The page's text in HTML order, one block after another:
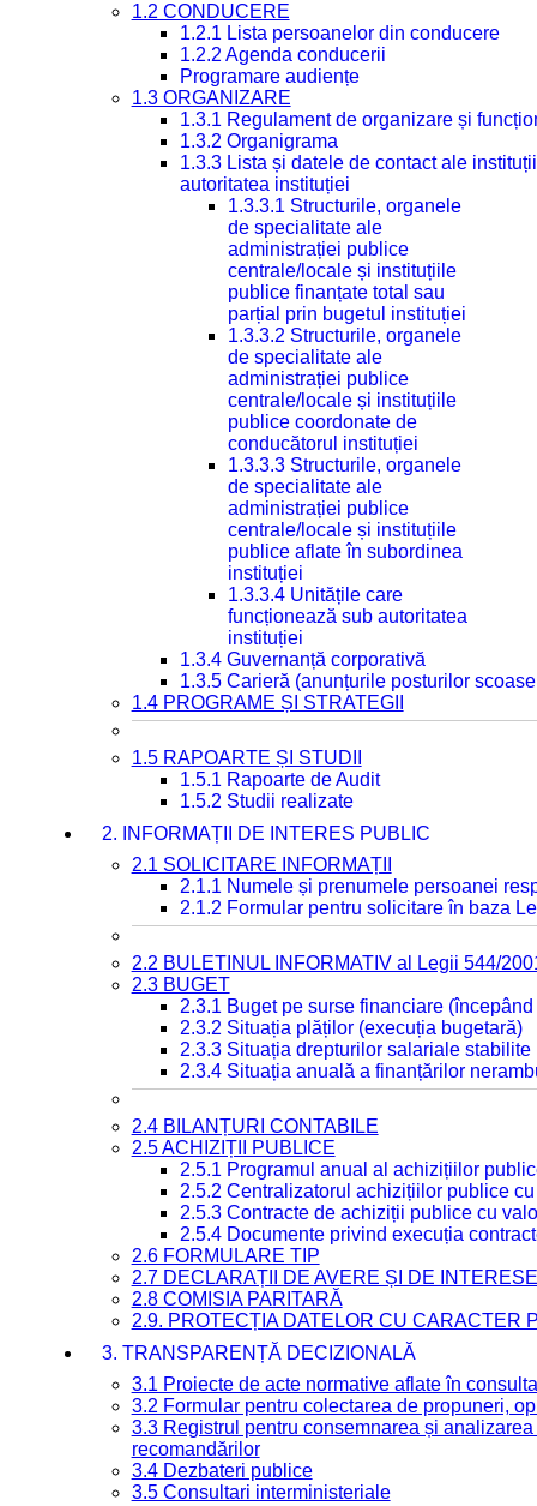
1.2 CONDUCERE
1.2.1 Lista persoanelor din conducere
1.2.2 Agenda conducerii
Programare audiențe
1.3 ORGANIZARE
1.3.1 Regulament de organizare și
1.3.2 Organigrama
1.3.3 Lista și datele de contact ale
autoritatea instituției
1.3.3.1 Structurile, organele
de specialitate ale
administrației publice
centrale/locale și instituțiile
publice finanțate total sau
parțial prin bugetul instituției
1.3.3.2 Structurile, organele
de specialitate ale
administrației publice
centrale/locale și instituțiile
publice coordonate de
conducătorul instituției
1.3.3.3 Structurile, organele
de specialitate ale
administrației publice
centrale/locale și instituțiile
publice aflate în subordinea
instituției
1.3.3.4 Unitățile care
funcționează sub autoritatea
instituției
1.3.4 Guvernanță corporativă
1.3.5 Carieră (anunțurile posturilor
1.4 PROGRAME ȘI STRATEGII
1.5 RAPOARTE ȘI STUDII
1.5.1 Rapoarte de Audit
1.5.2 Studii realizate
2. INFORMAȚII DE INTERES PUBLIC
2.1 SOLICITARE INFORMAȚII
2.1.1 Numele și prenumele persoanei
2.1.2 Formular pentru solicitare în baza
2.2 BULETINUL INFORMATIV al Legii 544/
2.3 BUGET
2.3.1 Buget pe surse financiare
2.3.2 Situația plăților (execuția bugetară)
2.3.3 Situația drepturilor salariale
2.3.4 Situația anuală a finanțărilor
2.4 BILANȚURI CONTABILE
2.5 ACHIZIȚII PUBLICE
2.5.1 Programul anual al achizițiilor
2.5.2 Centralizatorul achizițiilor publice
2.5.3 Contracte de achiziții publice cu
2.5.4 Documente privind execuția
2.6 FORMULARE TIP
2.7 DECLARAȚII DE AVERE ȘI DE INTERESE
2.8 COMISIA PARITARĂ
2.9. PROTECȚIA DATELOR CU CARACTER
3. TRANSPARENȚĂ DECIZIONALĂ
3.1 Proiecte de acte normative aflate în
3.2 Formular pentru colectarea de propuneri,
3.3 Registrul pentru consemnarea și
recomandărilor
3.4 Dezbateri publice
3.5 Consultari interministeriale